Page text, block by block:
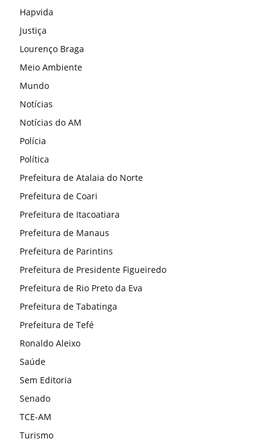
Hapvida
Justiça
Lourenço Braga
Meio Ambiente
Mundo
Notícias
Notícias do AM
Polícia
Política
Prefeitura de Atalaia do Norte
Prefeitura de Coari
Prefeitura de Itacoatiara
Prefeitura de Manaus
Prefeitura de Parintins
Prefeitura de Presidente Figueiredo
Prefeitura de Rio Preto da Eva
Prefeitura de Tabatinga
Prefeitura de Tefé
Ronaldo Aleixo
Saúde
Sem Editoria
Senado
TCE-AM
Turismo